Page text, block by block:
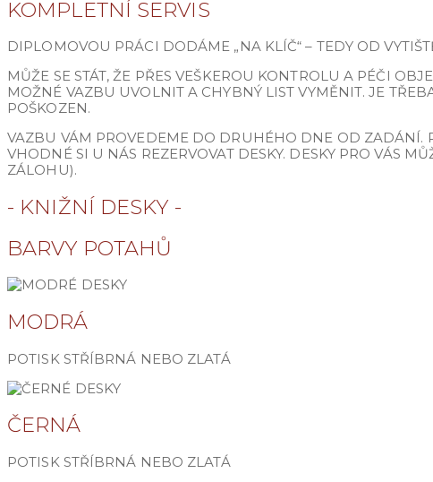
KOMPLETNÍ SERVIS
DIPLOMOVOU PRÁCI DODÁME „NA KLÍČ“ – TEDY OD
MŮŽE SE STÁT, ŽE PŘES VEŠKEROU KONTROLU A PÉČI
MOŽNÉ VAZBU UVOLNIT A CHYBNÝ LIST VYMĚNIT. JE
POŠKOZEN.
VAZBU VÁM PROVEDEME DO DRUHÉHO DNE OD ZADÁNÍ.
VHODNÉ SI U NÁS REZERVOVAT DESKY. DESKY PRO VÁS
ZÁLOHU).
- KNIŽNÍ DESKY -
BARVY POTAHŮ
MODRÁ
POTISK STŘÍBRNÁ NEBO ZLATÁ
ČERNÁ
POTISK STŘÍBRNÁ NEBO ZLATÁ